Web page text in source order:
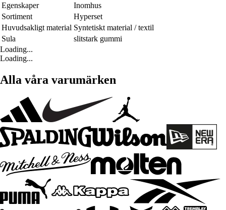
Egenskaper
Inomhus
Sortiment
Hyperset
Huvudsakligt material Syntetiskt material / textil
Sula
slitstark gummi
Loading...
Loading...
Alla våra varumärken